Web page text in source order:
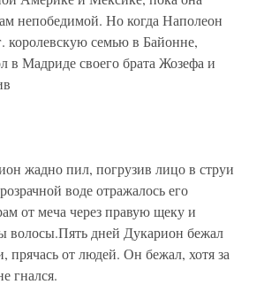
непобедимой. Но когда Наполеон
королевскую семью в Байонне,
в Мадриде своего брата Жозефа и
жадно пил, погрузив лицо в струи
воде отражалось его
от меча через правую щеку и
волосы.Пять дней Дукарион бежал
прячась от людей. Он бежал, хотя за
гнался.